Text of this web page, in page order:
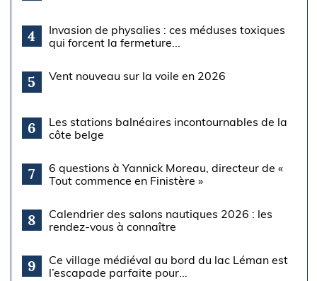
4
Invasion de physalies : ces méduses toxiques
qui forcent la fermeture...
5 Vent nouveau sur la voile en 2026
6
Les stations balnéaires incontournables de la
côte belge
7
6 questions à Yannick Moreau, directeur de «
Tout commence en Finistère »
8
Calendrier des salons nautiques 2026 : les
rendez-vous à connaître
9
Ce village médiéval au bord du lac Léman est
l’escapade parfaite pour...